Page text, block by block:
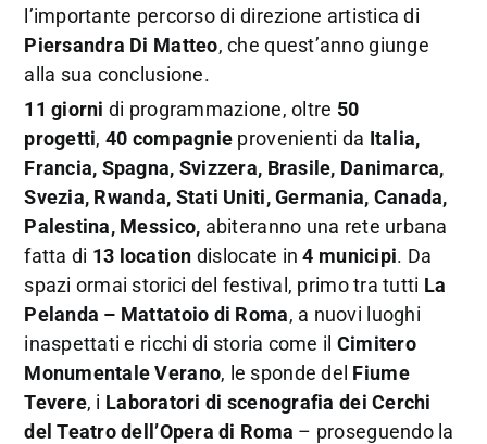
l’importante percorso di direzione artistica di
Piersandra Di Matteo, che quest’anno giunge
alla sua conclusione.
11 giorni di programmazione, oltre 50
progetti, 40 compagnie provenienti da Italia,
Francia, Spagna, Svizzera, Brasile, Danimarca,
Svezia, Rwanda, Stati Uniti, Germania, Canada,
Palestina, Messico, abiteranno una rete urbana
fatta di 13 location dislocate in 4 municipi. Da
spazi ormai storici del festival, primo tra tutti La
Pelanda – Mattatoio di Roma, a nuovi luoghi
inaspettati e ricchi di storia come il Cimitero
Monumentale Verano, le sponde del Fiume
Tevere, i Laboratori di scenografia dei Cerchi
del Teatro dell’Opera di Roma – proseguendo la